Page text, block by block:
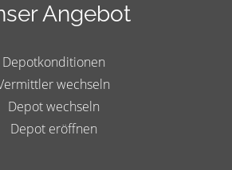
Angebot
Depotkonditionen
wechseln
Depot wechseln
Depot eröffnen